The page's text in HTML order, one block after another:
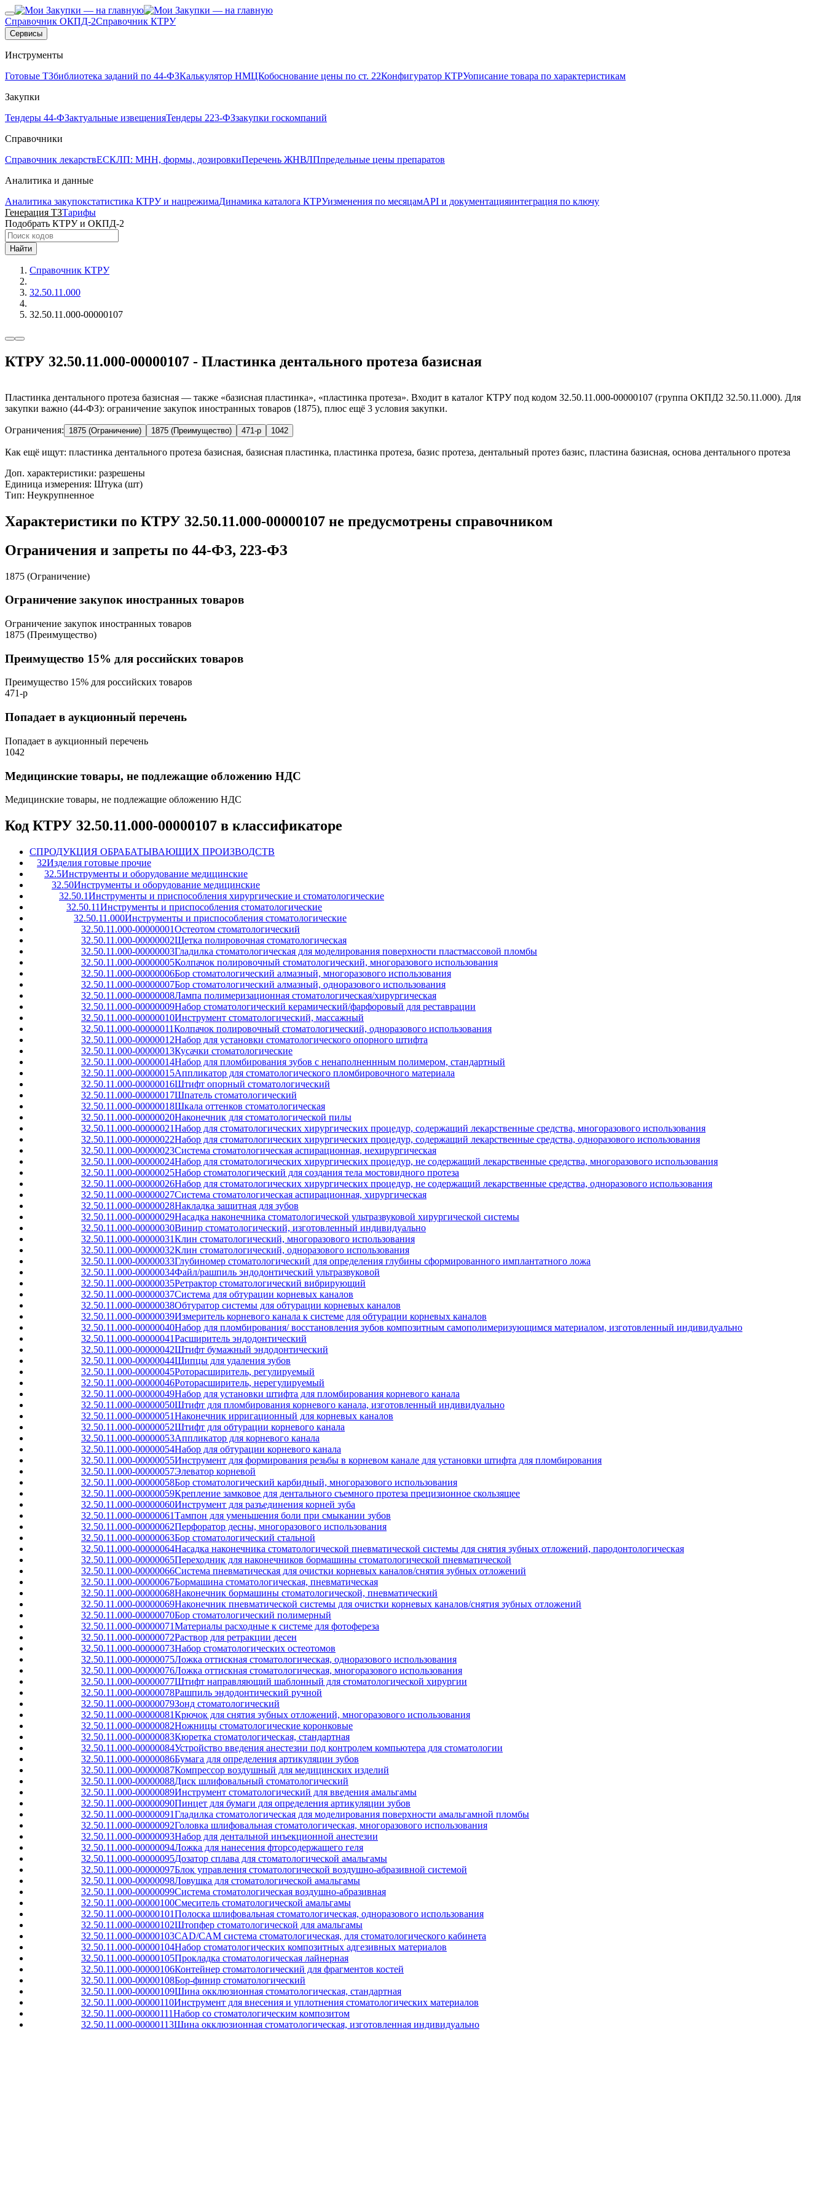
Справочник ОКПД-2Справочник КТРУ
Сервисы
Инструменты
Готовые ТЗбиблиотека заданий по 44-ФЗКалькулятор НМЦКобоснование цены по ст. 22Конфигуратор КТРУописание товара по характеристикам
Закупки
Тендеры 44-ФЗактуальные извещенияТендеры 223-ФЗзакупки госкомпаний
Справочники
Справочник лекарствЕСКЛП: МНН, формы, дозировкиПеречень ЖНВЛПпредельные цены препаратов
Аналитика и данные
Аналитика закупокстатистика КТРУ и нацрежимаДинамика каталога КТРУизменения по месяцамAPI и документацияинтеграция по ключу
Генерация ТЗТарифы
Подобрать КТРУ и ОКПД-2
Найти
Справочник КТРУ
32.50.11.000
32.50.11.000-00000107
КТРУ 32.50.11.000-00000107 - Пластинка дентального протеза базисная
Пластинка дентального протеза базисная — также «базисная пластинка», «пластинка протеза». Входит в каталог КТРУ под кодом 32.50.11.000-00000107 (группа ОКПД2 32.50.11.000). Для
закупки важно (44-ФЗ): ограничение закупок иностранных товаров (1875), плюс ещё 3 условия закупки.
Ограничения: 1875 (Ограничение) 1875 (Преимущество) 471-р 1042
Как ещё ищут: пластинка дентального протеза базисная, базисная пластинка, пластинка протеза, базис протеза, дентальный протез базис, пластина базисная, основа дентального протеза
Доп. характеристики: разрешены
Единица измерения: Штука (шт)
Тип: Неукрупненное
Характеристики по КТРУ 32.50.11.000-00000107 не предусмотрены справочником
Ограничения и запреты по 44-ФЗ, 223-ФЗ
1875 (Ограничение)
Ограничение закупок иностранных товаров
Ограничение закупок иностранных товаров
1875 (Преимущество)
Преимущество 15% для российских товаров
Преимущество 15% для российских товаров
471-р
Попадает в аукционный перечень
Попадает в аукционный перечень
1042
Медицинские товары, не подлежащие обложению НДС
Медицинские товары, не подлежащие обложению НДС
Код КТРУ 32.50.11.000-00000107 в классификаторе
CПРОДУКЦИЯ ОБРАБАТЫВАЮЩИХ ПРОИЗВОДСТВ
32Изделия готовые прочие
32.5Инструменты и оборудование медицинские
32.50Инструменты и оборудование медицинские
32.50.1Инструменты и приспособления хирургические и стоматологические
32.50.11Инструменты и приспособления стоматологические
32.50.11.000Инструменты и приспособления стоматологические
32.50.11.000-00000001Остеотом стоматологический
32.50.11.000-00000002Щетка полировочная стоматологическая
32.50.11.000-00000003Гладилка стоматологическая для моделирования поверхности пластмассовой пломбы
32.50.11.000-00000005Колпачок полировочный стоматологический, многоразового использования
32.50.11.000-00000006Бор стоматологический алмазный, многоразового использования
32.50.11.000-00000007Бор стоматологический алмазный, одноразового использования
32.50.11.000-00000008Лампа полимеризационная стоматологическая/хирургическая
32.50.11.000-00000009Набор стоматологический керамический/фарфоровый для реставрации
32.50.11.000-00000010Инструмент стоматологический, массажный
32.50.11.000-00000011Колпачок полировочный стоматологический, одноразового использования
32.50.11.000-00000012Набор для установки стоматологического опорного штифта
32.50.11.000-00000013Кусачки стоматологические
32.50.11.000-00000014Набор для пломбирования зубов с ненаполненнным полимером, стандартный
32.50.11.000-00000015Аппликатор для стоматологического пломбировочного материала
32.50.11.000-00000016Штифт опорный стоматологический
32.50.11.000-00000017Шпатель стоматологический
32.50.11.000-00000018Шкала оттенков стоматологическая
32.50.11.000-00000020Наконечник для стоматологической пилы
32.50.11.000-00000021Набор для стоматологических хирургических процедур, содержащий лекарственные средства, многоразового использования
32.50.11.000-00000022Набор для стоматологических хирургических процедур, содержащий лекарственные средства, одноразового использования
32.50.11.000-00000023Система стоматологическая аспирационная, нехирургическая
32.50.11.000-00000024Набор для стоматологических хирургических процедур, не содержащий лекарственные средства, многоразового использования
32.50.11.000-00000025Набор стоматологический для создания тела мостовидного протеза
32.50.11.000-00000026Набор для стоматологических хирургических процедур, не содержащий лекарственные средства, одноразового использования
32.50.11.000-00000027Система стоматологическая аспирационная, хирургическая
32.50.11.000-00000028Накладка защитная для зубов
32.50.11.000-00000029Насадка наконечника стоматологической ультразвуковой хирургической системы
32.50.11.000-00000030Винир стоматологический, изготовленный индивидуально
32.50.11.000-00000031Клин стоматологический, многоразового использования
32.50.11.000-00000032Клин стоматологический, одноразового использования
32.50.11.000-00000033Глубиномер стоматологический для определения глубины сформированного имплантатного ложа
32.50.11.000-00000034Файл/рашпиль эндодонтический ультразвуковой
32.50.11.000-00000035Ретрактор стоматологический вибрирующий
32.50.11.000-00000037Система для обтурации корневых каналов
32.50.11.000-00000038Обтуратор системы для обтурации корневых каналов
32.50.11.000-00000039Измеритель корневого канала к системе для обтурации корневых каналов
32.50.11.000-00000040Набор для пломбирования/ восстановления зубов композитным самополимеризующимся материалом, изготовленный индивидуально
32.50.11.000-00000041Расширитель эндодонтический
32.50.11.000-00000042Штифт бумажный эндодонтический
32.50.11.000-00000044Щипцы для удаления зубов
32.50.11.000-00000045Роторасширитель, регулируемый
32.50.11.000-00000046Роторасширитель, нерегулируемый
32.50.11.000-00000049Набор для установки штифта для пломбирования корневого канала
32.50.11.000-00000050Штифт для пломбирования корневого канала, изготовленный индивидуально
32.50.11.000-00000051Наконечник ирригационный для корневых каналов
32.50.11.000-00000052Штифт для обтурации корневого канала
32.50.11.000-00000053Аппликатор для корневого канала
32.50.11.000-00000054Набор для обтурации корневого канала
32.50.11.000-00000055Инструмент для формирования резьбы в корневом канале для установки штифта для пломбирования
32.50.11.000-00000057Элеватор корневой
32.50.11.000-00000058Бор стоматологический карбидный, многоразового использования
32.50.11.000-00000059Крепление замковое для дентального съемного протеза прецизионное скользящее
32.50.11.000-00000060Инструмент для разъединения корней зуба
32.50.11.000-00000061Тампон для уменьшения боли при смыкании зубов
32.50.11.000-00000062Перфоратор десны, многоразового использования
32.50.11.000-00000063Бор стоматологический стальной
32.50.11.000-00000064Насадка наконечника стоматологической пневматической системы для снятия зубных отложений, пародонтологическая
32.50.11.000-00000065Переходник для наконечников бормашины стоматологической пневматической
32.50.11.000-00000066Система пневматическая для очистки корневых каналов/снятия зубных отложений
32.50.11.000-00000067Бормашина стоматологическая, пневматическая
32.50.11.000-00000068Наконечник бормашины стоматологической, пневматический
32.50.11.000-00000069Наконечник пневматической системы для очистки корневых каналов/снятия зубных отложений
32.50.11.000-00000070Бор стоматологический полимерный
32.50.11.000-00000071Материалы расходные к системе для фотофереза
32.50.11.000-00000072Раствор для ретракции десен
32.50.11.000-00000073Набор стоматологических остеотомов
32.50.11.000-00000075Ложка оттискная стоматологическая, одноразового использования
32.50.11.000-00000076Ложка оттискная стоматологическая, многоразового использования
32.50.11.000-00000077Штифт направляющий шаблонный для стоматологической хирургии
32.50.11.000-00000078Рашпиль эндодонтический ручной
32.50.11.000-00000079Зонд стоматологический
32.50.11.000-00000081Крючок для снятия зубных отложений, многоразового использования
32.50.11.000-00000082Ножницы стоматологические коронковые
32.50.11.000-00000083Кюретка стоматологическая, стандартная
32.50.11.000-00000084Устройство введения анестезии под контролем компьютера для стоматологии
32.50.11.000-00000086Бумага для определения артикуляции зубов
32.50.11.000-00000087Компрессор воздушный для медицинских изделий
32.50.11.000-00000088Диск шлифовальный стоматологический
32.50.11.000-00000089Инструмент стоматологический для введения амальгамы
32.50.11.000-00000090Пинцет для бумаги для определения артикуляции зубов
32.50.11.000-00000091Гладилка стоматологическая для моделирования поверхности амальгамной пломбы
32.50.11.000-00000092Головка шлифовальная стоматологическая, многоразового использования
32.50.11.000-00000093Набор для дентальной инъекционной анестезии
32.50.11.000-00000094Ложка для нанесения фторсодержащего геля
32.50.11.000-00000095Дозатор сплава для стоматологической амальгамы
32.50.11.000-00000097Блок управления стоматологической воздушно-абразивной системой
32.50.11.000-00000098Ловушка для стоматологической амальгамы
32.50.11.000-00000099Система стоматологическая воздушно-абразивная
32.50.11.000-00000100Смеситель стоматологической амальгамы
32.50.11.000-00000101Полоска шлифовальная стоматологическая, одноразового использования
32.50.11.000-00000102Штопфер стоматологической для амальгамы
32.50.11.000-00000103CAD/CAM система стоматологическая, для стоматологического кабинета
32.50.11.000-00000104Набор стоматологических композитных адгезивных материалов
32.50.11.000-00000105Прокладка стоматологическая лайнерная
32.50.11.000-00000106Контейнер стоматологический для фрагментов костей
32.50.11.000-00000108Бор-финир стоматологический
32.50.11.000-00000109Шина окклюзионная стоматологическая, стандартная
32.50.11.000-00000110Инструмент для внесения и уплотнения стоматологических материалов
32.50.11.000-00000111Набор со стоматологическим композитом
32.50.11.000-00000113Шина окклюзионная стоматологическая, изготовленная индивидуально